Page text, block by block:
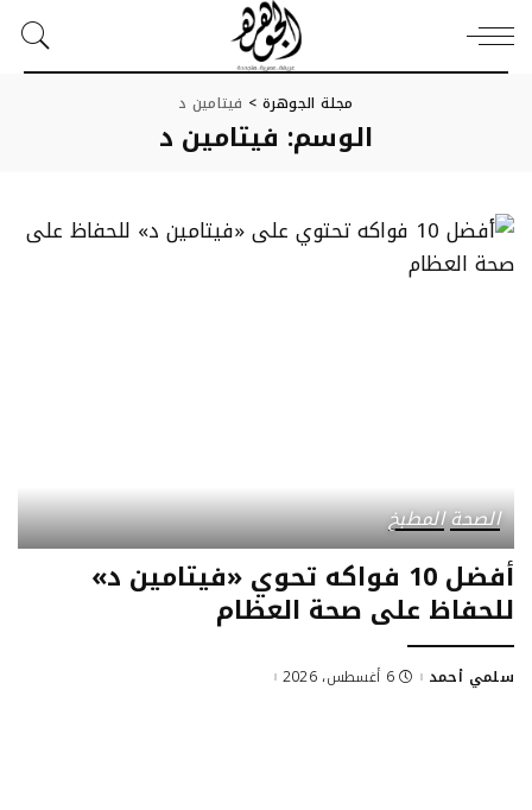
مجلة الجوهرة > فيتامين د
الوسم: فيتامين د
الصحةالمطبخ
أفضل 10 فواكه تحوي «فيتامين د»
للحفاظ على صحة العظام
Posted
سلمي أحمد 6 أغسطس، 2026